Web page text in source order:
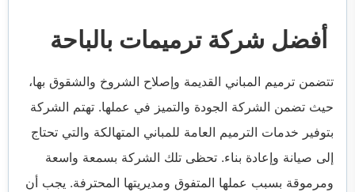
أفضل شركة ترميمات بالباحة
تتضمن ترميم المباني القديمة وإصلاح الشروخ والشقوق بها،
حيث تضمن الشركة الجودة والتميز في عملها. تهتم الشركة
بتوفير خدمات الترميم العامة للمباني المتهالكة والتي تحتاج
إلى صيانة وإعادة بناء. تحظى تلك الشركة بسمعة واسعة
ومرموقة بسبب عملها المتفوق ومديريتها المحترفة. يجب أن